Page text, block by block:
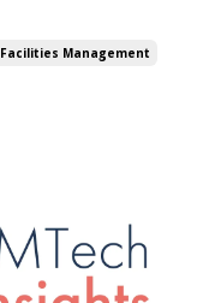
Facilities Management